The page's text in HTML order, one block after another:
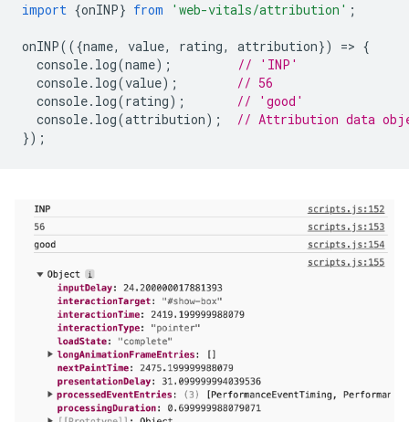
import {onINP} from 'web-vitals/attribution' ;
onINP(({name, value, rating, attribution}) => {
console. log(name);
// 'INP'
console. log(value);
// 56
console. log(rating);
// 'good'
console. log(attribution);
// Attribution data
});